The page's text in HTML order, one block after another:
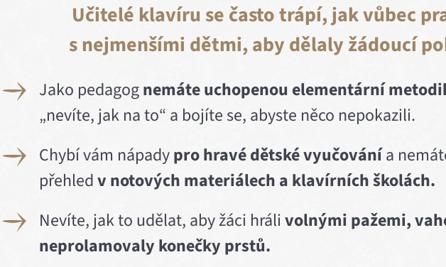
Učitelé klavíru se často trápí, jak vůbec
s nejmenšími dětmi, aby dělaly žádoucí
Jako pedagognemáte uchopenou elementární
„nevíte, jak na to“ a bojíte se, abyste něco nepokazili.
Chybí vám nápadypro hravé dětské vyučovánía
přehledv notových materiálech a klavírních školách.
Nevíte, jak to udělat, aby žáci hrálivolnými pažemi,
neprolamovaly konečky prstů.